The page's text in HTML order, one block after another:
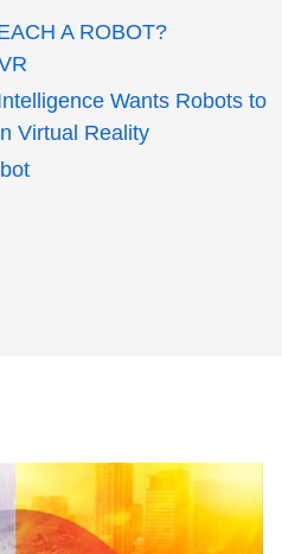
A ROBOT?
Wants Robots to
Virtual Reality